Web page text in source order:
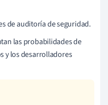
de auditoría de seguridad.
las probabilidades de
y los desarrolladores